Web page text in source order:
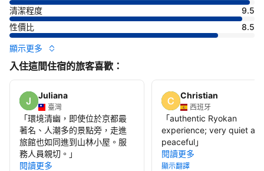
清潔程度
9.5
性價比
8.5
顯示更多
入住這間住宿的旅客喜歡：
Juliana
臺灣
「環境清幽，即使位於京都最
著名、人潮多的景點旁，走進
旅館也如同進到山林小屋。服
務人員親切。 」
閱讀更多
Christian
西班牙
「authentic Ryokan
experience; very quiet
peaceful」
閱讀更多
顯示翻譯